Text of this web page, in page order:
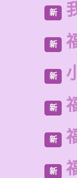
新
新
新
新
新
新